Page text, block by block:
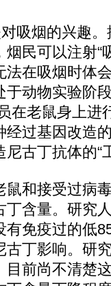
吸烟的兴趣。
民可以注射“
在吸烟时体
动物实验阶
在老鼠身上进
过基因改造
古丁抗体的“
和接受过病
含量。研究
免疫过的低
丁影响。研
目前尚不清楚